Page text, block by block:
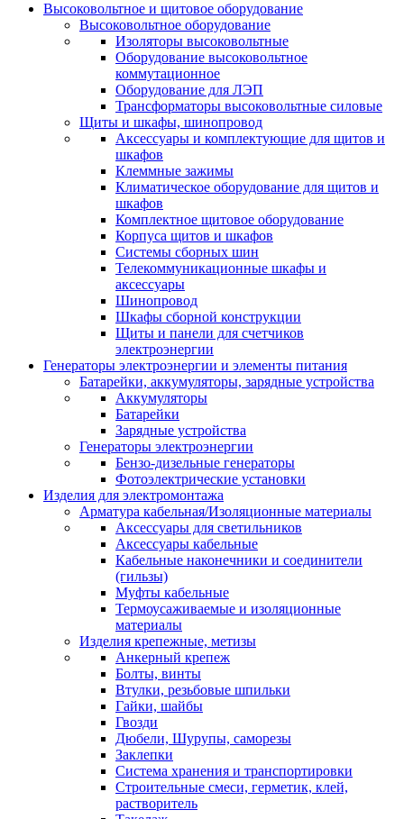
Высоковольтное и щитовое оборудование
Высоковольтное оборудование
Изоляторы высоковольтные
Оборудование высоковольтное
коммутационное
Оборудование для ЛЭП
Трансформаторы высоковольтные силовые
Щиты и шкафы, шинопровод
Аксессуары и комплектующие для щитов и
шкафов
Клеммные зажимы
Климатическое оборудование для щитов и
шкафов
Комплектное щитовое оборудование
Корпуса щитов и шкафов
Системы сборных шин
Телекоммуникационные шкафы и
аксессуары
Шинопровод
Шкафы сборной конструкции
Щиты и панели для счетчиков
электроэнергии
Генераторы электроэнергии и элементы питания
Батарейки, аккумуляторы, зарядные устройства
Аккумуляторы
Батарейки
Зарядные устройства
Генераторы электроэнергии
Бензо-дизельные генераторы
Фотоэлектрические установки
Изделия для электромонтажа
Арматура кабельная/Изоляционные материалы
Аксессуары для светильников
Аксессуары кабельные
Кабельные наконечники и соединители
(гильзы)
Муфты кабельные
Термоусаживаемые и изоляционные
материалы
Изделия крепежные, метизы
Анкерный крепеж
Болты, винты
Втулки, резьбовые шпильки
Гайки, шайбы
Гвозди
Дюбели, Шурупы, саморезы
Заклепки
Система хранения и транспортировки
Строительные смеси, герметик, клей,
растворитель